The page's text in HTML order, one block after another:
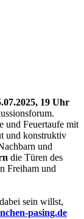
19 Uhr
und Feuertaufe mit
und konstruktiv
und
die Türen des
Freiham und
sein willst,
pasing.de⁩